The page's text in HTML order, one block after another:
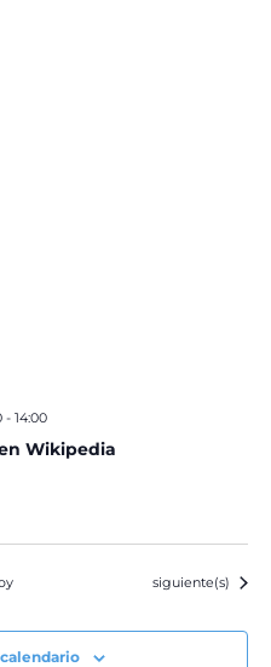
Wikipedia
- 14:00
Eventos
siguiente(s)